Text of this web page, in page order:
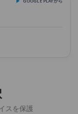
スを保護